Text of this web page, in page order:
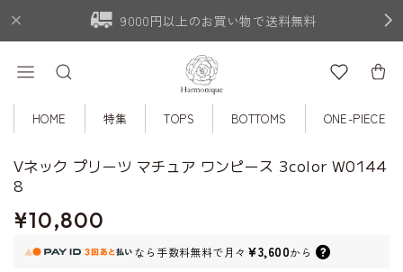
9000円以上のお買い物で送料無料
HOME 特集 TOPS BOTTOMS ONE-PIECE
Vネック プリーツ マチュア ワンピース 3color W0144
8
¥10,800
なら 手数料無料で月々 ¥3,600から